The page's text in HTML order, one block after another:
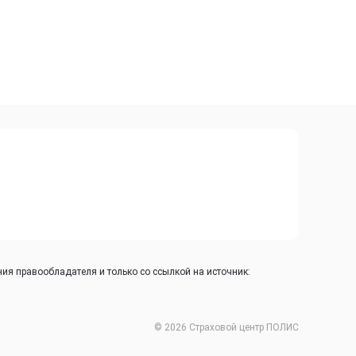
правообладателя и только со ссылкой на источник:
© 2026 Страховой центр ПОЛИС